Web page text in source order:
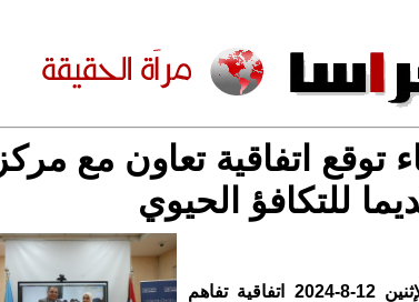
توقع اتفاقية تعاون مع مركز
للتكافؤ الحيوي
وقعت جامعة الزرقاء اليوم الإثنين 12-8-2024 اتفاقية تفاهم